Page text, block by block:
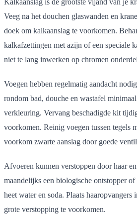
Veeg na het douchen glaswanden en
doek om kalkaanslag te voorkomen.
kalkafzettingen met azijn of een speciale
niet te lang inwerken op chromen
Voegen hebben regelmatig aandacht
rondom bad, douche en wastafel
verkleuring. Vervang beschadigde kit
voorkomen. Reinig voegen tussen tegels
voorkom zwarte aanslag door goede
Afvoeren kunnen verstoppen door haar
maandelijks een biologische ontstopper
heet water en soda. Plaats haaropvangers
grote verstopping te voorkomen.